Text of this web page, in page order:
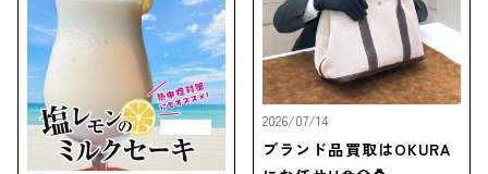
2026/07/14
ブランド品買取はOKURA